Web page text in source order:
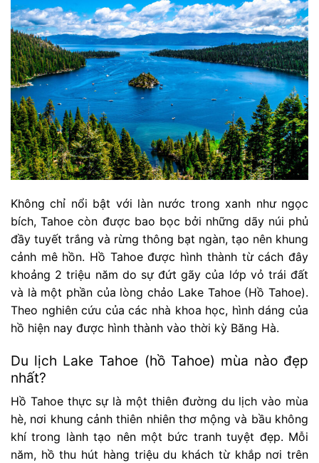
Không chỉ nổi bật với làn nước trong xanh như ngọc
bích, Tahoe còn được bao bọc bởi những dãy núi phủ
đầy tuyết trắng và rừng thông bạt ngàn, tạo nên khung
cảnh mê hồn. Hồ Tahoe được hình thành từ cách đây
khoảng 2 triệu năm do sự đứt gãy của lớp vỏ trái đất
và là một phần của lòng chảo Lake Tahoe (Hồ Tahoe).
Theo nghiên cứu của các nhà khoa học, hình dáng của
hồ hiện nay được hình thành vào thời kỳ Băng Hà.
Du lịch Lake Tahoe (hồ Tahoe) mùa nào đẹp
nhất?
Hồ Tahoe thực sự là một thiên đường du lịch vào mùa
hè, nơi khung cảnh thiên nhiên thơ mộng và bầu không
khí trong lành tạo nên một bức tranh tuyệt đẹp. Mỗi
năm, hồ thu hút hàng triệu du khách từ khắp nơi trên